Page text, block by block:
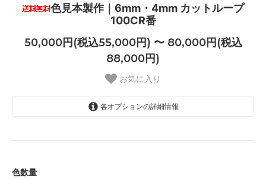
色見本製作｜6mm・4mm カットループ
100CR番
50,000円(税込55,000円) 〜 80,000円(税込
88,000円)
お気に入り
各オプションの詳細情報
色数量